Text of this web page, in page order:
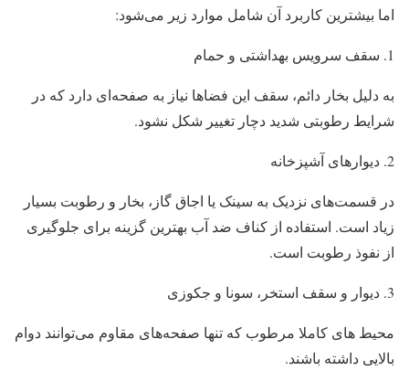
اما بیشترین کاربرد آن شامل موارد زیر می‌شود:
سقف سرویس بهداشتی و حمام
به دلیل بخار دائم، سقف این فضاها نیاز به صفحه‌ای دارد که در
شرایط رطوبتی شدید دچار تغییر شکل نشود.
دیوارهای آشپزخانه
در قسمت‌های نزدیک به سینک یا اجاق گاز، بخار و رطوبت بسیار
زیاد است. استفاده از کناف ضد آب بهترین گزینه برای جلوگیری
از نفوذ رطوبت است.
دیوار و سقف استخر، سونا و جکوزی
محیط‌ های کاملا مرطوب که تنها صفحه‌های مقاوم می‌توانند دوام
بالایی داشته باشند.